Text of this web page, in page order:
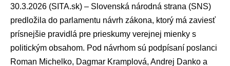
30.3.2026 (SITA.sk) – Slovenská národná strana (SNS)
predložila do parlamentu návrh zákona, ktorý má zaviesť
prísnejšie pravidlá pre prieskumy verejnej mienky s
politickým obsahom. Pod návrhom sú podpísaní poslanci
Roman Michelko, Dagmar Kramplová, Andrej Danko a